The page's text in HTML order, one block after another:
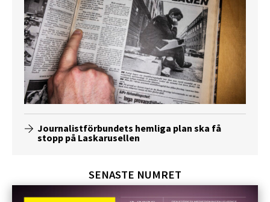
Journalistförbundets hemliga plan ska få
stopp på Laskarusellen
SENASTE NUMRET